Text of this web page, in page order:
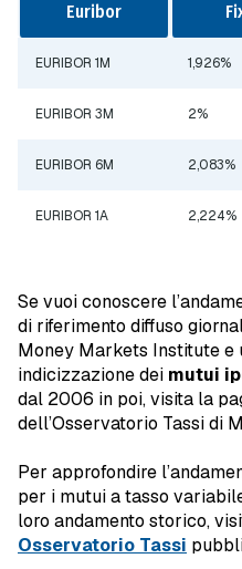
Euribor
EURIBOR 1M 1,926%
EURIBOR 3M 2%
EURIBOR 6M 2,083%
EURIBOR 1A 2,224%
Se vuoi conoscere
di riferimento diffuso
Money Markets Institute
indicizzazione dei mutui
dal 2006 in poi, visita la
dell’Osservatorio Tassi di
Per approfondire
per i mutui a tasso
loro andamento storico,
Osservatorio Tassi